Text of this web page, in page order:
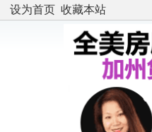
设为首页 收藏本站